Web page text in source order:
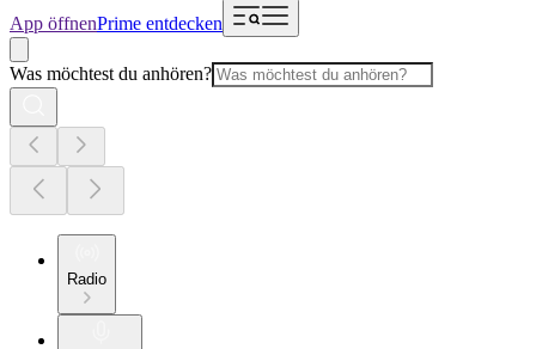
App öffnenPrime entdecken
Was möchtest du anhören?
Radio